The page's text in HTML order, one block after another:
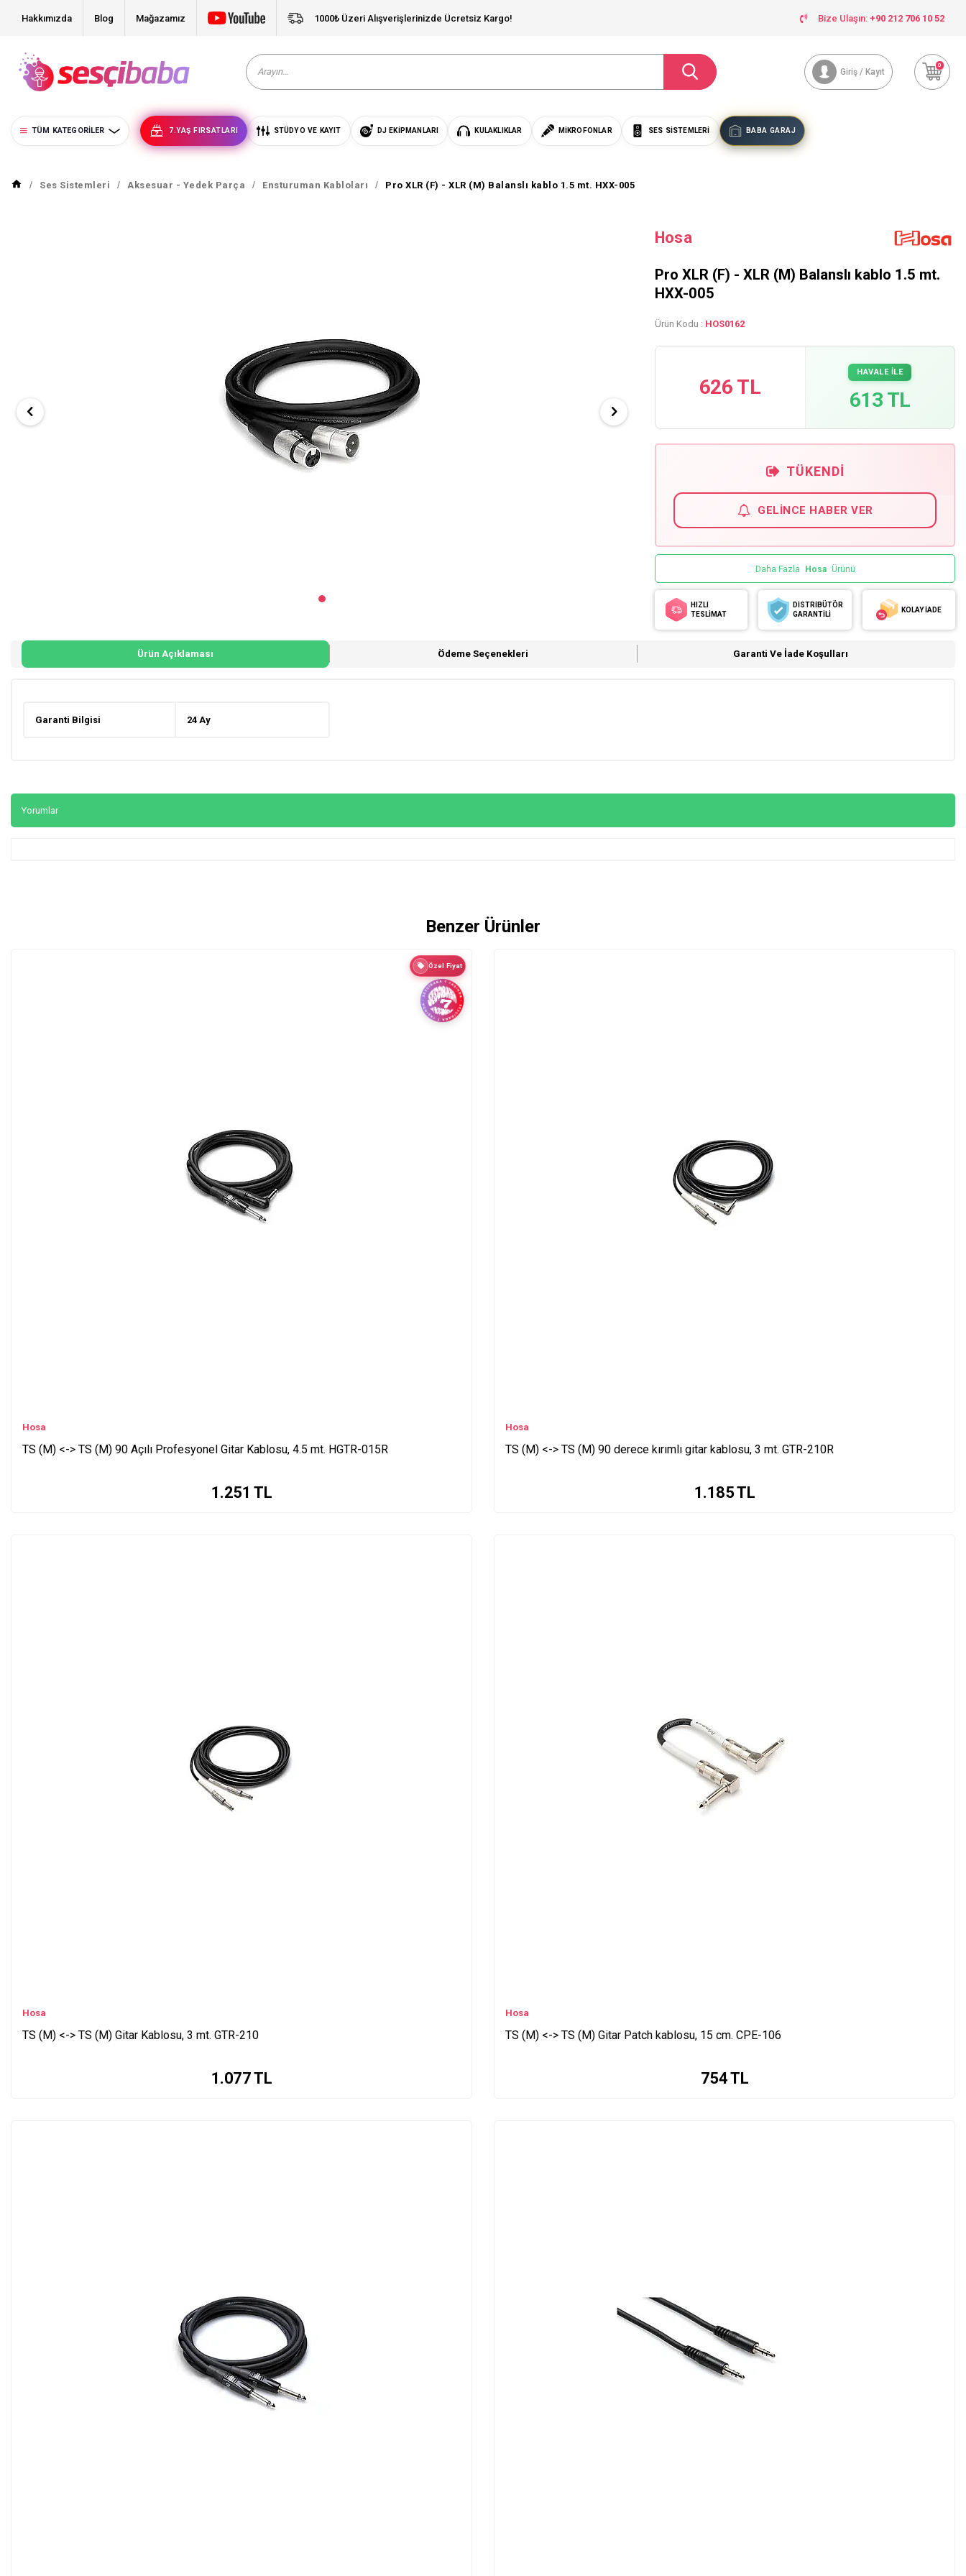
Hakkımızda Blog Mağazamız 1000₺ Üzeri Alışverişlerinizde Ücretsiz Kargo! Bize Ulaşın: +90 212 706 10 52
Giriş / Kayıt
0
TÜM KATEGORILER 7.YAŞ FIRSATLARI STÜDYO VE KAYIT DJ EKIPMANLARI KULAKLIKLAR MIKROFONLAR SES SISTEMLERI BABA GARAJ
Ses Sistemleri Aksesuar - Yedek Parça Ensturuman Kabloları Pro XLR (F) - XLR (M) Balanslı kablo 1.5 mt. HXX-005
Hosa
Pro XLR (F) - XLR (M) Balanslı kablo 1.5 mt.
HXX-005
Ürün Kodu : HOS0162
626 TL
HAVALE İLE
613 TL
TÜKENDI
GELINCE HABER VER
Daha Fazla Hosa Ürünü
HIZLI
TESLİMAT
DİSTRİBÜTÖR
GARANTİLİ
KOLAY İADE
Ürün Açıklaması Ödeme Seçenekleri Garanti Ve İade Koşulları
Garanti Bilgisi 24 Ay
Yorumlar
Benzer Ürünler
Özel Fiyat
Hosa
TS (M) <-> TS (M) 90 Açılı Profesyonel Gitar Kablosu, 4.5 mt. HGTR-015R
1.251 TL
Hosa
TS (M) <-> TS (M) 90 derece kırımlı gitar kablosu, 3 mt. GTR-210R
1.185TL
Hosa
TS (M) <-> TS (M) Gitar Kablosu, 3 mt. GTR-210
1.077TL
Hosa
TS (M) <-> TS (M) Gitar Patch kablosu, 15 cm. CPE-106
754TL